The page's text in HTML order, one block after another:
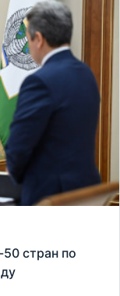
стран по